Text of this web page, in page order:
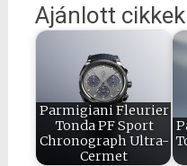
Ajánlott
Parmigiani Fleurier
Tonda PF Sport
Chronograph Ultra-
Cermet